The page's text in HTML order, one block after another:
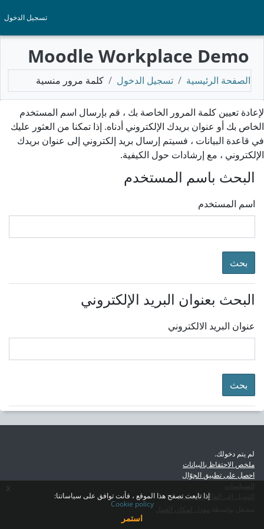
تسجيل الدخول
Moodle Workplace Demo
الصفحة الرئيسية تسجيل الدخول كلمة مرور منسية
لإعادة تعيين كلمة المرور الخاصة بك ، قم بإرسال اسم المستخدم
الخاص بك أو عنوان بريدك الإلكتروني أدناه. إذا تمكنا من العثور عليك
في قاعدة البيانات ، فسيتم إرسال بريد إلكتروني إلى عنوان بريدك
الإلكتروني ، مع إرشادات حول الكيفية.
البحث باسم المستخدم
اسم المستخدم
البحث بعنوان البريد الإلكتروني
عنوان البريد الالكتروني
لم يتم دخولك.
ملخص الاحتفاظ بالبيانات
احصل على تطبيق الجوّال
التبديل إلى القالب القياسيإذا تابعت تصفح هذا الموقع ، فأنت توافق على سياساتنا:
Cookie policy
استمر
x